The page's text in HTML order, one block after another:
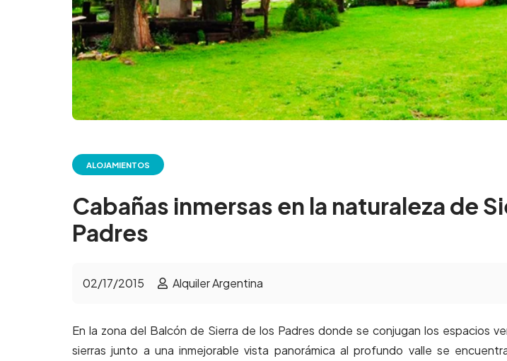
ALOJAMIENTOS
Cabañas inmersas en la naturaleza de
Padres
02/17/2015 Alquiler Argentina
En la zona del Balcón de Sierra de los Padres donde se conjugan los espacios
sierras junto a una inmejorable vista panorámica al profundo valle se